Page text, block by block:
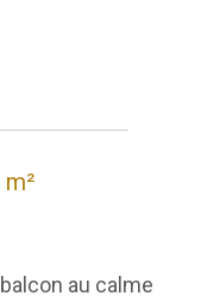
au calme